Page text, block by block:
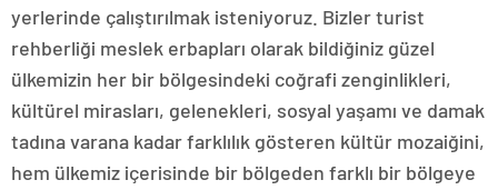
yerlerinde çalıştırılmak isteniyoruz. Bizler turist
rehberliği meslek erbapları olarak bildiğiniz güzel
ülkemizin her bir bölgesindeki coğrafi zenginlikleri,
kültürel mirasları, gelenekleri, sosyal yaşamı ve damak
tadına varana kadar farklılık gösteren kültür mozaiğini,
hem ülkemiz içerisinde bir bölgeden farklı bir bölgeye